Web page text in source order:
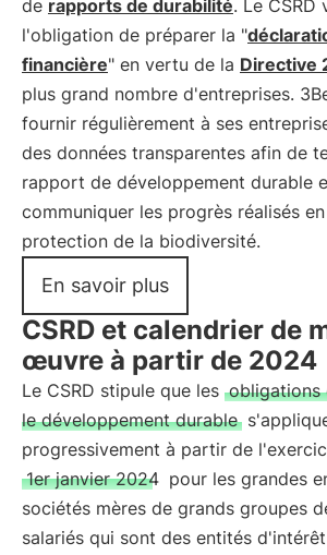
de rapports de durabilité. Le CSRD
l'obligation de préparer la "
financière" en vertu de la Directive
plus grand nombre d'entreprises.
fournir régulièrement à ses
des données transparentes afin de
rapport de développement durable
communiquer les progrès réalisés
protection de la biodiversité.
En savoir plus
CSRD et calendrier de
œuvre à partir de 2024
Le CSRD stipule que les obligations
le développement durable
progressivement à partir de
1er janvier 2024 pour les grandes
sociétés mères de grands groupes
salariés qui sont des entités